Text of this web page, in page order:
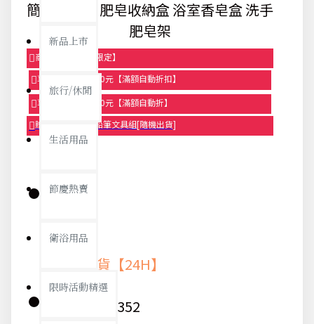
新品上市
旅行/休閒
生活用品
節慶熱賣
衛浴用品
限時活動精選
簡約香皂架 肥皂收納盒 浴室香皂盒 洗手
肥皂架
商品95折【今日限定】
享滿1000元折100元【滿額自動折扣】
享滿2000元折250元【滿額自動折】
贈品-滿899送色鉛筆文具組[隨機出貨]
快速出貨【24H】
7352